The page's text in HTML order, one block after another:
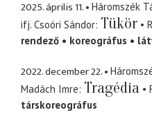
2025. április 11.
Háromszék
ifj. Csoóri Sándor Tükör
rendező
koreográfus
2022. december 22.
Madách Imre Tragédia
társkoreográfus